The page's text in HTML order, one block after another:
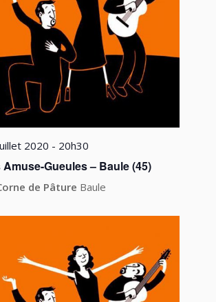
2020 - 20h30
Amuse-Gueules – Baule (45)
de Pâture Baule